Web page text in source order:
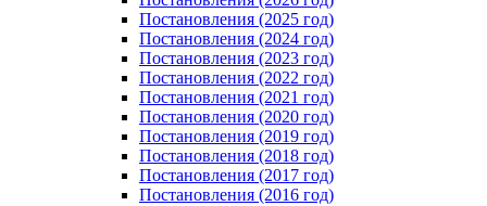
Постановления (2025 год)
Постановления (2024 год)
Постановления (2023 год)
Постановления (2022 год)
Постановления (2021 год)
Постановления (2020 год)
Постановления (2019 год)
Постановления (2018 год)
Постановления (2017 год)
Постановления (2016 год)